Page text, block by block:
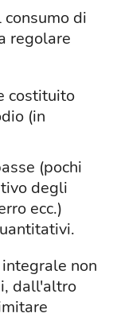
di
regolare
costituito
(in
(pochi
degli
ecc.)
non
dall'altro